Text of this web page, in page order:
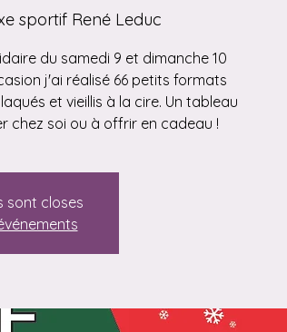
sportif René Leduc
du samedi 9 et dimanche 10
j'ai réalisé 66 petits formats
et vieillis à la cire. Un tableau
sont closes